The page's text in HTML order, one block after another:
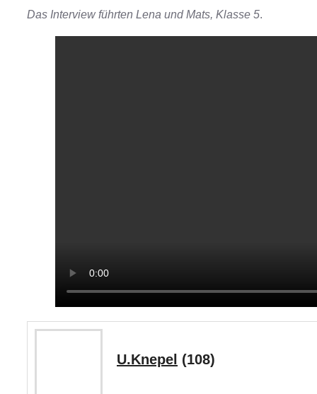
Das Interview führten Lena und Mats, Klasse 5.
U.Knepel (108)